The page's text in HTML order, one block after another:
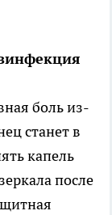
боль из-
станет в
капель
после